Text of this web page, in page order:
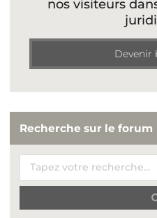
nos visiteurs
Devenir
Recherche sur le forum